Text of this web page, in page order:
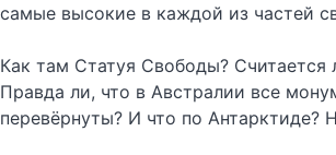
самые высокие в каждой из частей
Как там Статуя Свободы? Считается
Правда ли, что в Австралии все
перевёрнуты? И что по Антарктиде?